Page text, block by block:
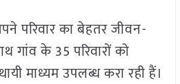
परिवार का बेहतर जीवन-
गांव के 35 परिवारों को
माध्यम उपलब्ध करा रही हैं।